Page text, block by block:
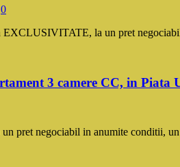
0
la un pret
3 camere CC, in
pret negociabil in anumite conditii,